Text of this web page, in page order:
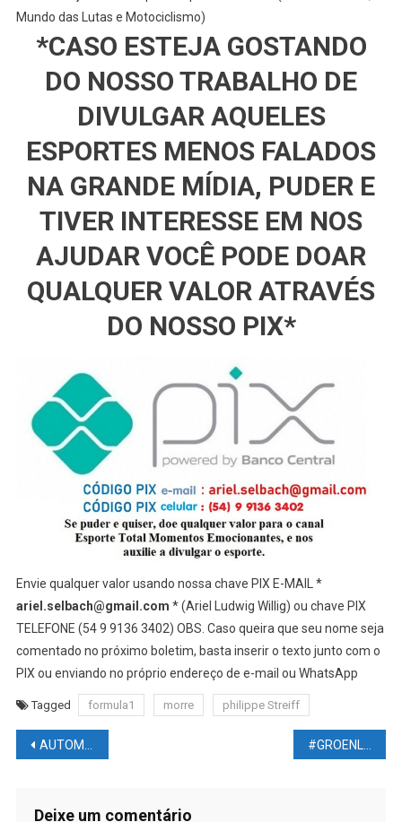
Mundo das Lutas e Motociclismo)
*CASO ESTEJA GOSTANDO
DO NOSSO TRABALHO DE
DIVULGAR AQUELES
ESPORTES MENOS FALADOS
NA GRANDE MÍDIA, PUDER E
TIVER INTERESSE EM NOS
AJUDAR VOCÊ PODE DOAR
QUALQUER VALOR ATRAVÉS
DO NOSSO PIX*
Envie qualquer valor usando nossa chave PIX E-MAIL *
ariel.selbach@gmail.com * (Ariel Ludwig Willig) ou chave PIX
TELEFONE (54 9 9136 3402) OBS. Caso queira que seu nome seja
comentado no próximo boletim, basta inserir o texto junto com o
PIX ou enviando no próprio endereço de e-mail ou WhatsApp
Tagged formula1 morre philippe Streiff
Navegação
AUTOMOBILISMO NWS – F1: Por que Verstappen e muitos colegas da Fórmula 1 vivem em Mônaco
Deixe um comentário